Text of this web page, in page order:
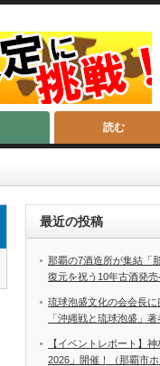
読む
最近の投稿
那覇の7酒造所が集結「
復元を祝う10年古酒発売
琉球泡盛文化の会会長
「沖縄戦と琉球泡盛」
【イベントレポート】
2026」開催！（那覇市